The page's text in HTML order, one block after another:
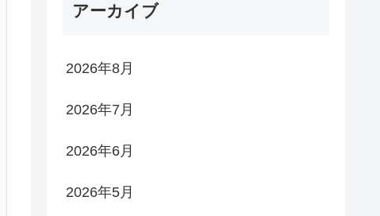
アーカイブ
2026年8月
2026年7月
2026年6月
2026年5月